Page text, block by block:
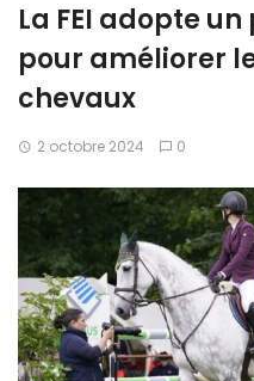
La FEI adopte
pour améliorer
chevaux
2 octobre 2024 0